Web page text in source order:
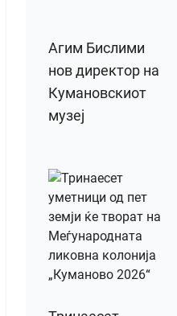
Агим Бислими
нов директор на
Кумановскиот
музеј